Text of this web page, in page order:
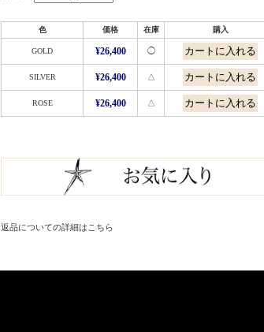
色 価格 在庫 購入
GOLD ¥26,400 ◯
SILVER ¥26,400 △
ROSE ¥26,400 △
返品についての詳細はこちら